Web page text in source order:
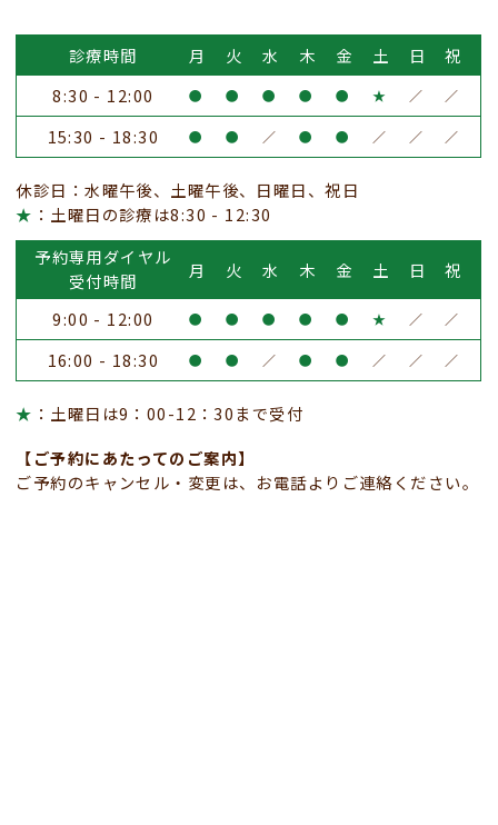
診療時間 月 火 水 木 金 土 日
祝
8:30 - 12:00
● ● ● ● ● ★ ／ ／
15:30 - 18:30 ● ● ／ ● ● ／ ／ ／
休診日：水曜午後、土曜午後、日曜日、祝日
★ ：土曜日の診療は8:30 - 12:30
予約専用ダイヤル
受付時間
月 火 水 木 金 土 日 祝
9:00 - 12:00 ● ● ● ● ● ★ ／ ／
16:00 - 18:30 ● ● ／ ● ● ／ ／ ／
★ ：土曜日は9：00-12：30まで受付
【ご予約にあたってのご案内】
ご予約のキャンセル・変更は、お電話よりご連絡ください。